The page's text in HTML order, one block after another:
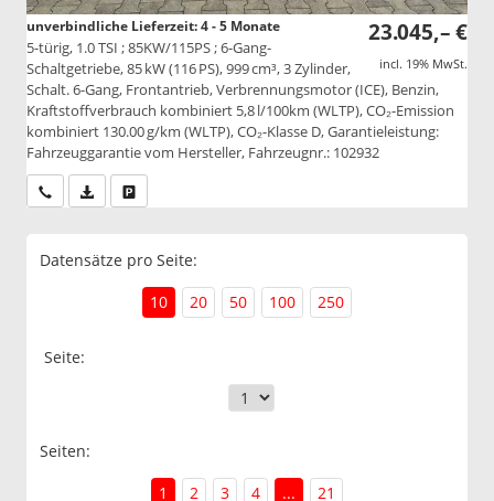
23.045,– €
incl. 19% MwSt.
unverbindliche Lieferzeit: 4 - 5 Monate
5-türig, 1.0 TSI ; 85KW/115PS ; 6-Gang-
Schaltgetriebe, 85 kW (116 PS), 999 cm³, 3 Zylinder,
Schalt. 6-Gang, Frontantrieb, Verbrennungsmotor (ICE), Benzin,
Kraftstoffverbrauch kombiniert 5,8 l/100km (WLTP), CO₂-Emission
kombiniert 130.00 g/km (WLTP), CO₂-Klasse D, Garantieleistung:
Fahrzeuggarantie vom Hersteller, Fahrzeugnr.: 102932
Wir rufen Sie anPDF-Datei, Fahrzeugexposé drucken
Datensätze pro Seite:
10
20 50 100 250
Seite:
Seiten:
1
2 3 4 ... 21